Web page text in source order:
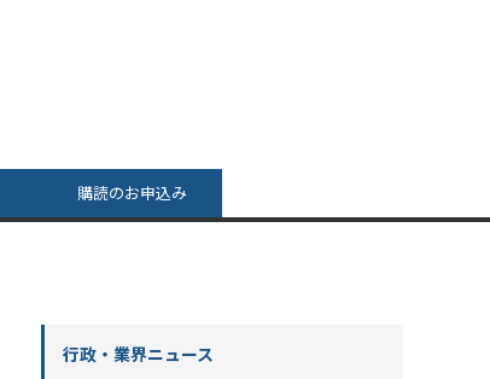
購読のお申込み
行政・業界ニュース